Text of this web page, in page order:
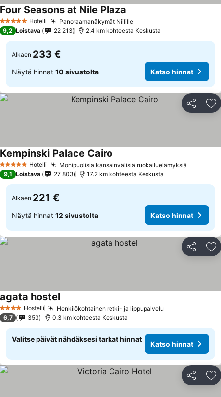
5 Tähtiluokitus
Hotelli Panoraamanäkymät Niilille
Four Seasons at Nile Plaza
9,2 Loistava 22 213 2.4 km kohteesta Keskusta
Alkaen 233 €
Näytä hinnat 10 sivustolta Katso hinnat
Jaa
5 Tähtiluokitus
Hotelli Monipuolisia kansainvälisiä ruokailuelämyksiä
Kempinski Palace Cairo
9,1 Loistava 27 803 17.2 km kohteesta Keskusta
Alkaen 221 €
Näytä hinnat 12 sivustolta Katso hinnat
Jaa
4 Tähtiluokitus
Hostelli Henkilökohtainen retki- ja lippupalvelu
agata hostel
6,7 353 0.3 km kohteesta Keskusta
Valitse päivät nähdäksesi tarkat hinnat
Katso hinnat
Jaa